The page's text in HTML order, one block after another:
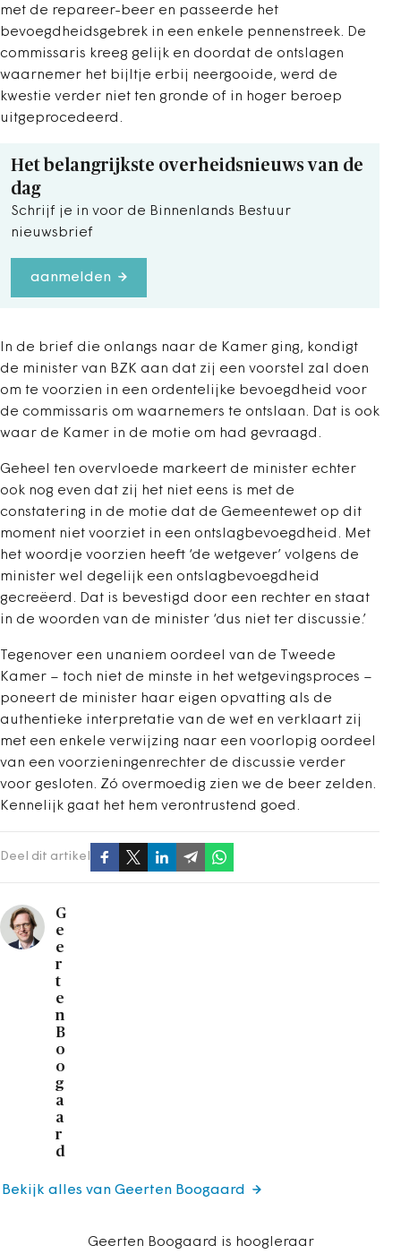
met de repareer-beer en passeerde het
bevoegdheidsgebrek in een enkele pennenstreek. De
commissaris kreeg gelijk en doordat de ontslagen
waarnemer het bijltje erbij neergooide, werd de
kwestie verder niet ten gronde of in hoger beroep
uitgeprocedeerd.
Het belangrijkste overheidsnieuws van de
dag
Schrijf je in voor de Binnenlands Bestuur
nieuwsbrief
aanmelden
In de brief die onlangs naar de Kamer ging, kondigt
de minister van BZK aan dat zij een voorstel zal doen
om te voorzien in een ordentelijke bevoegdheid voor
de commissaris om waarnemers te ontslaan. Dat is ook
waar de Kamer in de motie om had gevraagd.
Geheel ten overvloede markeert de minister echter
ook nog even dat zij het niet eens is met de
constatering in de motie dat de Gemeentewet op dit
moment niet voorziet in een ontslagbevoegdheid. Met
het woordje voorzien heeft ‘de wetgever’ volgens de
minister wel degelijk een ontslagbevoegdheid
gecreëerd. Dat is bevestigd door een rechter en staat
in de woorden van de minister ‘dus niet ter discussie.’
Tegenover een unaniem oordeel van de Tweede
Kamer – toch niet de minste in het wetgevingsproces –
poneert de minister haar eigen opvatting als de
authentieke interpretatie van de wet en verklaart zij
met een enkele verwijzing naar een voorlopig oordeel
van een voorzieningenrechter de discussie verder
voor gesloten. Zó overmoedig zien we de beer zelden.
Kennelijk gaat het hem verontrustend goed.
Deel dit artikel
G
e
e
r
t
e
n
B
o
o
g
a
a
r
d
Geerten Boogaard is hoogleraar
Bekijk alles van Geerten Boogaard